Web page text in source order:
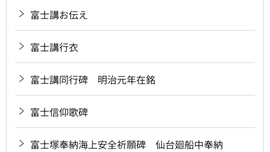
富士講お伝え
富士講行衣
富士講同行碑 明治元年在銘
富士信仰歌碑
富士塚奉納海上安全祈願碑 仙台廻船中奉納